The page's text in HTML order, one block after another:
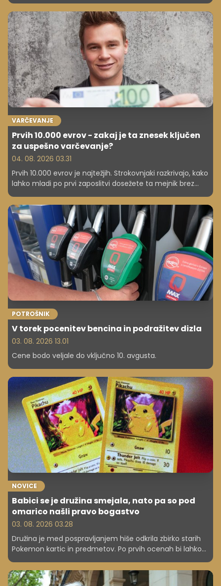
zaposlene? Po projekcijah OECD bi namreč lahko
današnji mladi zaposleni na Danskem v prihodnosti delali
celo do 74. leta starosti.
VARČEVANJE
Prvih 10.000 evrov - zakaj je ta znesek ključen
za uspešno varčevanje?
04. 08. 2026 03.31
Prvih 10.000 evrov je najtežjih. Strokovnjaki razkrivajo, kako
lahko mladi po prvi zaposlitvi dosežete ta mejnik brez
POTROŠNIK
V torek pocenitev bencina in podražitev dizla
03. 08. 2026 13.01
Cene bodo veljale do vključno 10. avgusta.
NOVICE
Babici se je družina smejala, nato pa so pod
omarico našli pravo bogastvo
03. 08. 2026 03.28
Družina je med pospravljanjem hiše odkrila zbirko starih
Pokemon kartic in predmetov. Po prvih ocenah bi lahko
bila vredna več kot 250.000 dolarjev, kar je več kot
217.000 evrov.